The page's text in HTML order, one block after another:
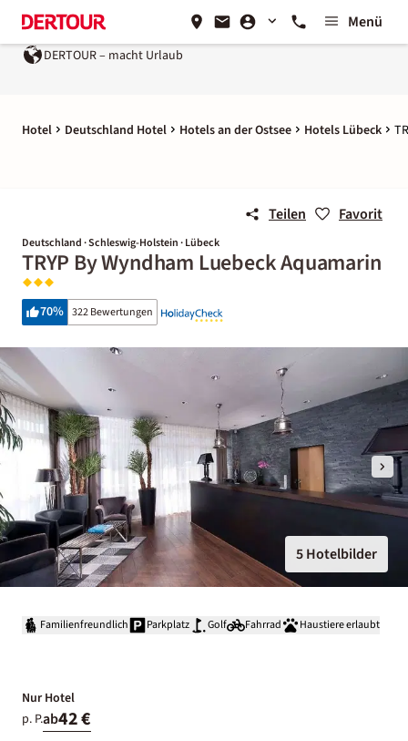
Menü
DERTOUR – macht Urlaub
Hotel Deutschland Hotel Hotels an der Ostsee Hotels Lübeck
Teilen Favorit
Deutschland · Schleswig-Holstein · Lübeck
TRYP By Wyndham Luebeck Aquamarin
70% 322 Bewertungen
5 Hotelbilder
Familienfreundlich Parkplatz Golf Fahrrad Haustiere erlaubt
Nur Hotel
p. P.ab42 €